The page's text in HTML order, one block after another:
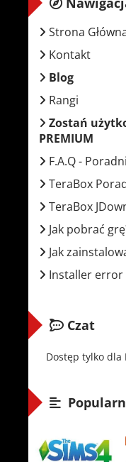
Strona
Kontakt
Blog
Rangi
Zostań
PREMIUM
F.A.Q -
TeraBox
TeraBox
Jak pobrać
Jak
Installer error
Czat
Dostęp tylko dla